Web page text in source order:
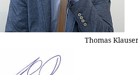
Thomas